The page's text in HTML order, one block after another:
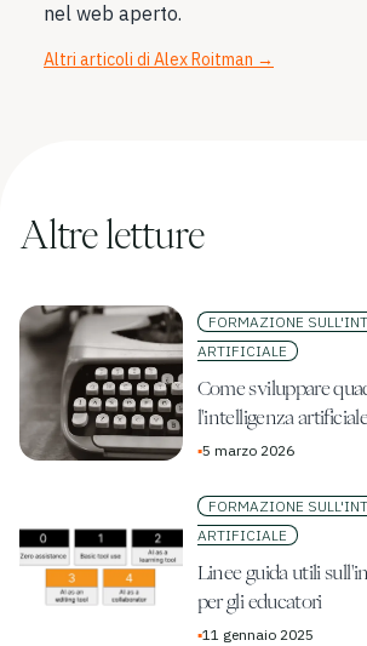
nel web aperto.
Altri articoli di Alex Roitman →
Altre letture
FORMAZIONE
ARTIFICIALE
Come sviluppare
l'intelligenza
▪5 marzo 2026
FORMAZIONE
ARTIFICIALE
Linee guida utili
per gli educatori
▪11 gennaio 2025